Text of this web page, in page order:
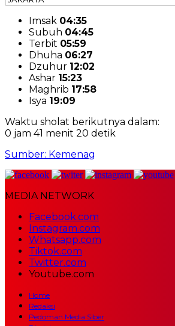
Imsak 04:35
Subuh 04:45
Terbit 05:59
Dhuha 06:27
Dzuhur 12:02
Ashar 15:23
Maghrib 17:58
Isya 19:09
Waktu sholat berikutnya dalam:
0 jam 41 menit 19 detik
Sumber: Kemenag
MEDIA NETWORK
Facebook.com
Instagram.com
Whatsapp.com
Tiktok.com
Twitter.com
Youtube.com
Home
Redaksi
Pedoman Media Siber